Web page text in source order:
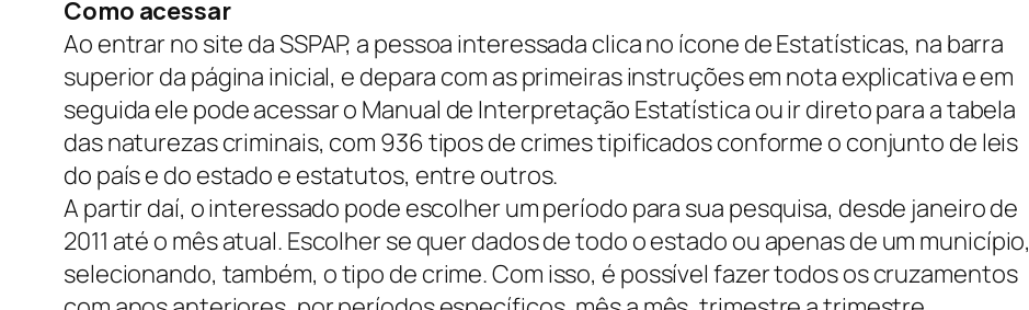
Como acessar
Ao entrar no site da SSPAP, a pessoa interessada clica no ícone de Estatísticas, na barra
superior da página inicial, e depara com as primeiras instruções em nota explicativa e em
seguida ele pode acessar o Manual de Interpretação Estatística ou ir direto para a tabela
das naturezas criminais, com 936 tipos de crimes tipificados conforme o conjunto de leis
do país e do estado e estatutos, entre outros.
A partir daí, o interessado pode escolher um período para sua pesquisa, desde janeiro de
2011 até o mês atual. Escolher se quer dados de todo o estado ou apenas de um município,
selecionando, também, o tipo de crime. Com isso, é possível fazer todos os cruzamentos